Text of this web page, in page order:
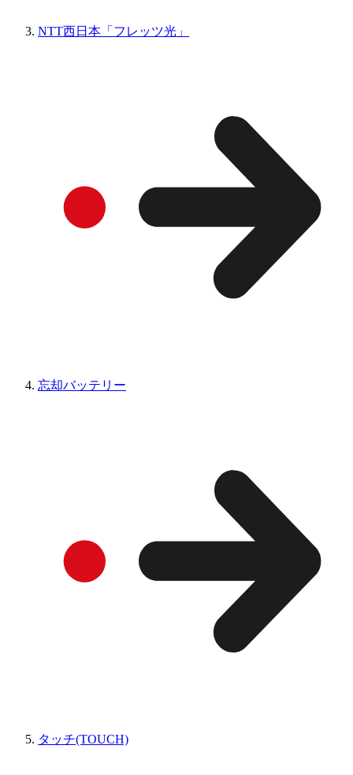
NTT西日本「フレッツ光」
忘却バッテリー
タッチ(TOUCH)